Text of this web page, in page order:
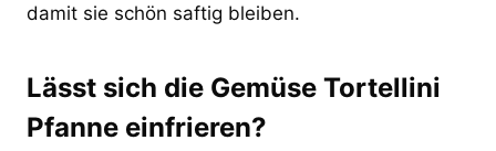
damit sie schön saftig bleiben.
Lässt sich die Gemüse Tortellini
Pfanne einfrieren?